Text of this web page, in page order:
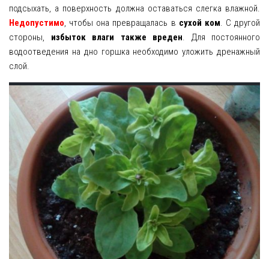
подсыхать, а поверхность должна оставаться слегка влажной.
Недопустимо , чтобы она превращалась в сухой ком . С другой
стороны, избыток влаги также вреден . Для постоянного
водоотведения на дно горшка необходимо уложить дренажный
слой.